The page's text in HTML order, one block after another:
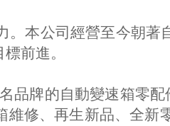
本公司經營至今朝著
前進。
品牌的自動變速箱零配
維修、再生新品、全新